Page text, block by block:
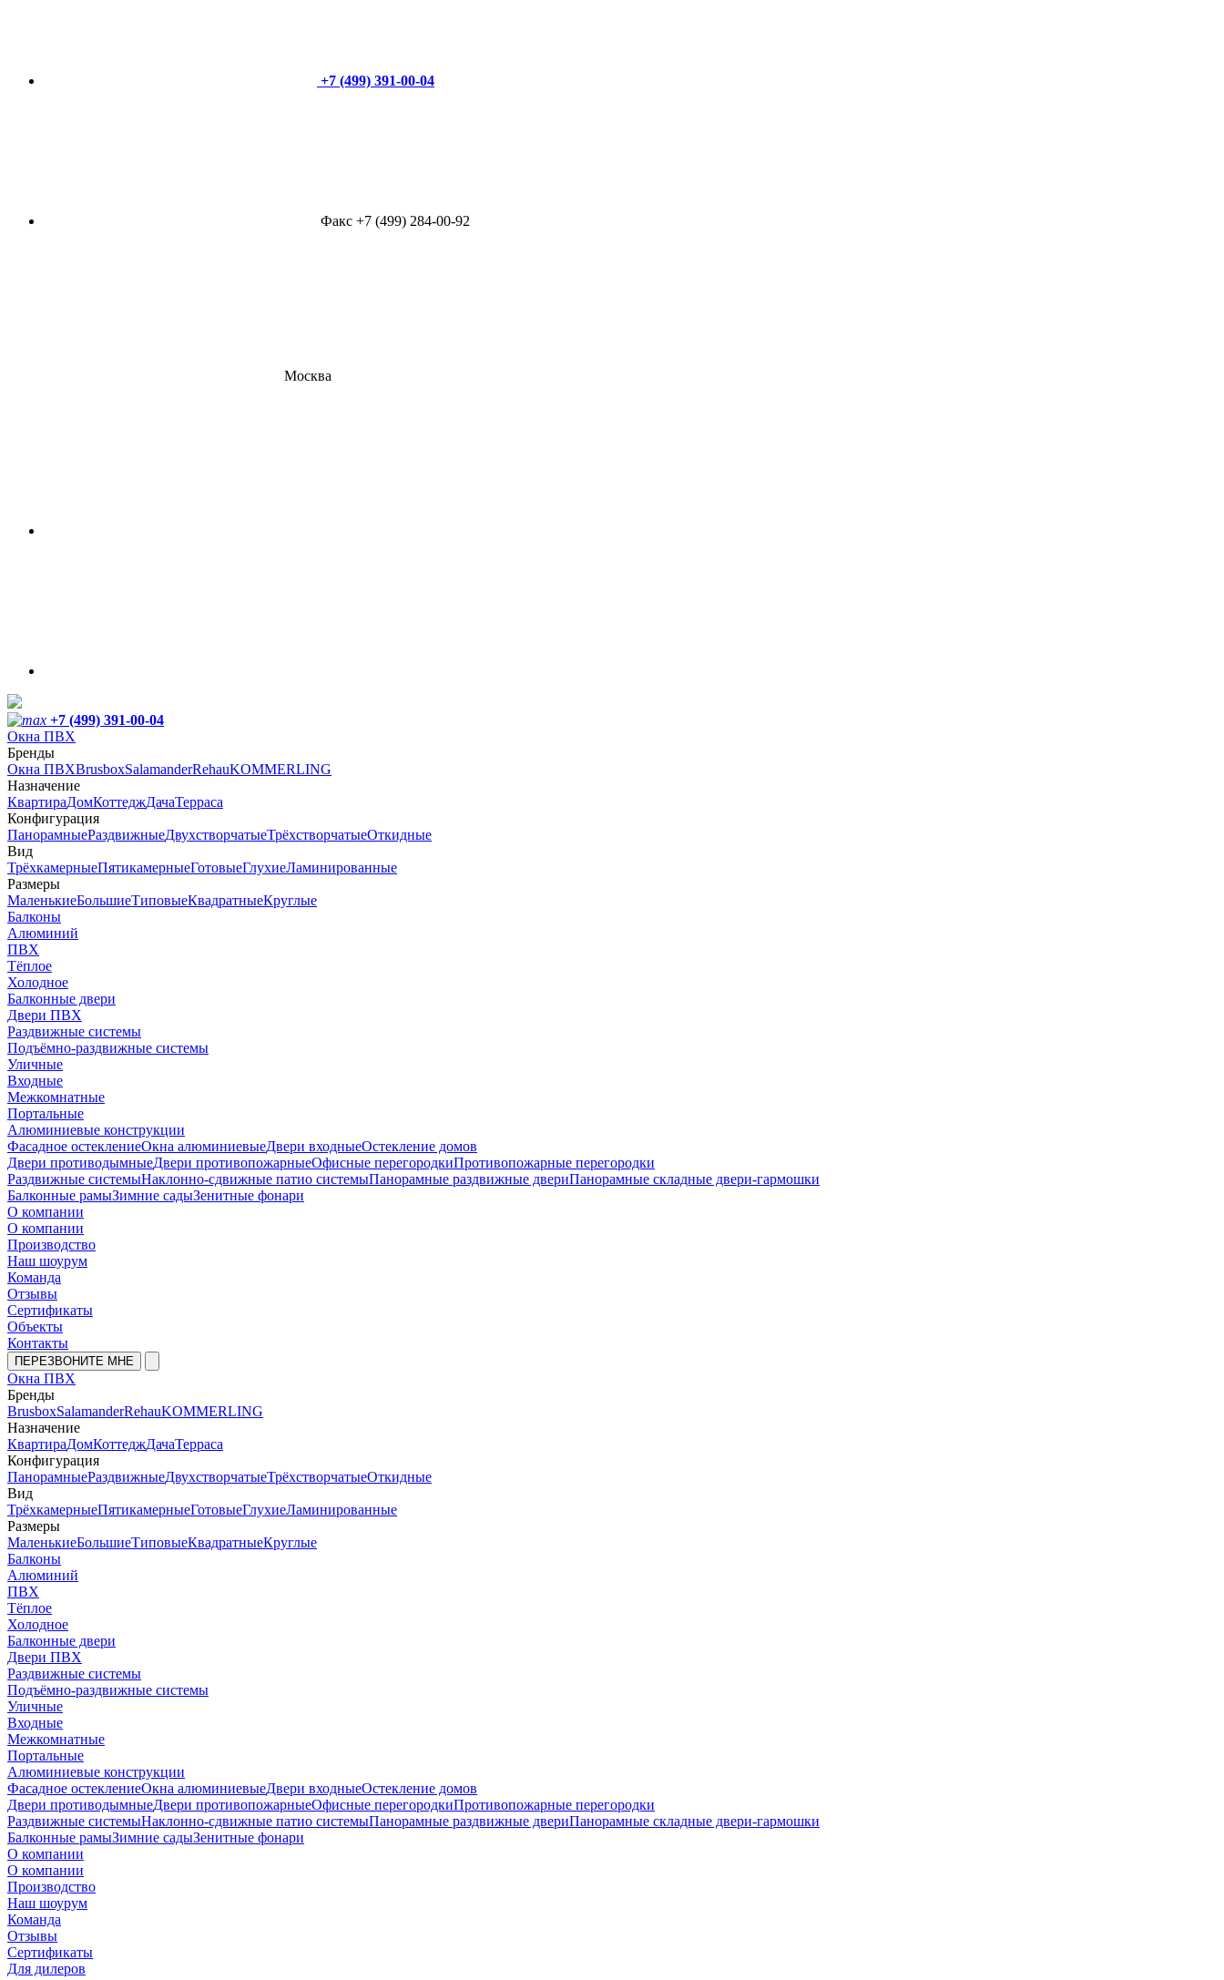
+7 (499) 391-00-04
Факс +7 (499) 284-00-92
Москва
+7 (499) 391-00-04
Окна ПВХ
Бренды
Окна ПВХBrusboxSalamanderRehauKOMMERLING
Назначение
КвартираДомКоттеджДачаТерраса
Конфигурация
ПанорамныеРаздвижныеДвухстворчатыеТрёхстворчатыеОткидные
Вид
ТрёхкамерныеПятикамерныеГотовыеГлухиеЛаминированные
Размеры
МаленькиеБольшиеТиповыеКвадратныеКруглые
Балконы
Алюминий
ПВХ
Тёплое
Холодное
Балконные двери
Двери ПВХ
Раздвижные системы
Подъёмно-раздвижные системы
Уличные
Входные
Межкомнатные
Портальные
Алюминиевые конструкции
Фасадное остеклениеОкна алюминиевыеДвери входныеОстекление домов
Двери противодымныеДвери противопожарныеОфисные перегородкиПротивопожарные перегородки
Раздвижные системыНаклонно-сдвижные патио системыПанорамные раздвижные двериПанорамные складные двери-гармошки
Балконные рамыЗимние садыЗенитные фонари
О компании
О компании
Производство
Наш шоурум
Команда
Отзывы
Сертификаты
Объекты
Контакты
ПЕРЕЗВОНИТЕ МНЕ
Окна ПВХ
Бренды
BrusboxSalamanderRehauKOMMERLING
Назначение
КвартираДомКоттеджДачаТерраса
Конфигурация
ПанорамныеРаздвижныеДвухстворчатыеТрёхстворчатыеОткидные
Вид
ТрёхкамерныеПятикамерныеГотовыеГлухиеЛаминированные
Размеры
МаленькиеБольшиеТиповыеКвадратныеКруглые
Балконы
Алюминий
ПВХ
Тёплое
Холодное
Балконные двери
Двери ПВХ
Раздвижные системы
Подъёмно-раздвижные системы
Уличные
Входные
Межкомнатные
Портальные
Алюминиевые конструкции
Фасадное остеклениеОкна алюминиевыеДвери входныеОстекление домов
Двери противодымныеДвери противопожарныеОфисные перегородкиПротивопожарные перегородки
Раздвижные системыНаклонно-сдвижные патио системыПанорамные раздвижные двериПанорамные складные двери-гармошки
Балконные рамыЗимние садыЗенитные фонари
О компании
О компании
Производство
Наш шоурум
Команда
Отзывы
Сертификаты
Для дилеров